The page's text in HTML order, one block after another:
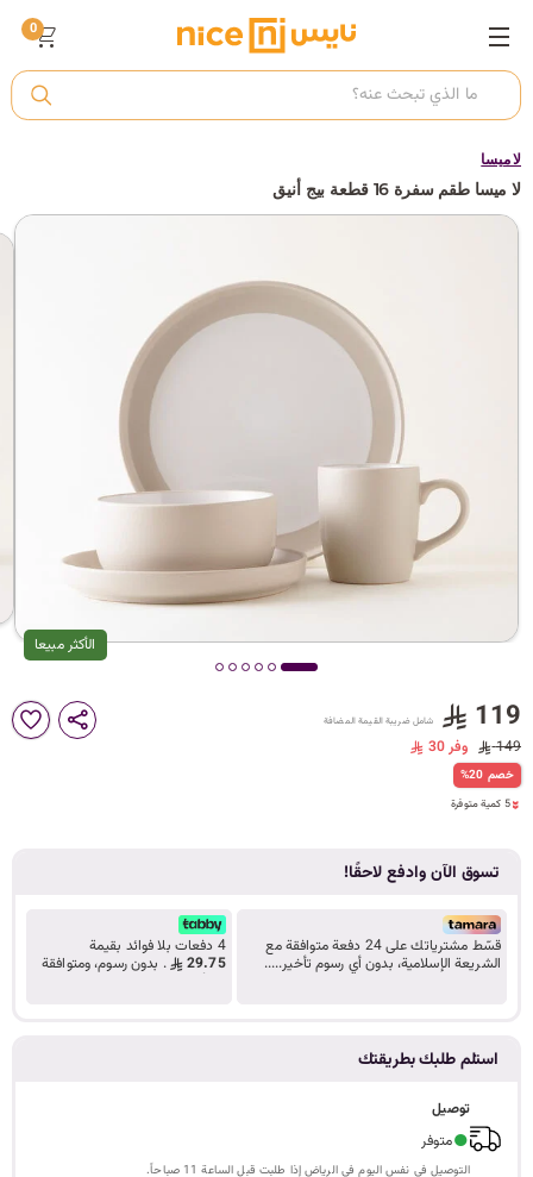
أ
ا
0
لا ميسا
لا ميسا طقم سفرة 16 قطعة بيج أنيق
الأكثر مبيعا
119 شامل ضريبة القيمة المضافة
149 وفر 30
%20 خصم
5 كمية متوفرة
4 قطعة بيعت مؤخراً
61 مشاهدة مؤخراً
5 كمية متوفرة
تسوق الآن وادفع لاحقًا!
قسّط مشترياتك على 24 دفعة متوافقة مع
الشريعة الإسلامية، بدون أي رسوم تأخير.....
4 دفعات بلا فوائد بقيمة
29.75
. بدون رسوم، ومتوافقة
استلم طلبك بطريقتك
توصيل
●متوفر
التوصيل في نفس اليوم في الرياض إذا طلبت قبل الساعة 11 صباحاً.